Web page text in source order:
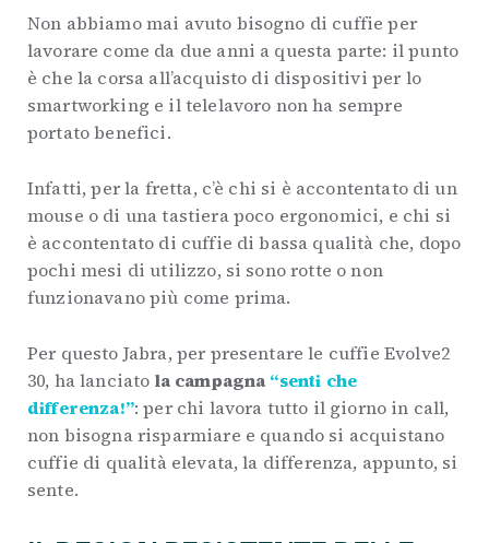
Non abbiamo mai avuto bisogno di cuffie per
lavorare come da due anni a questa parte: il punto
è che la corsa all’acquisto di dispositivi per lo
smartworking e il telelavoro non ha sempre
portato benefici.
Infatti, per la fretta, c’è chi si è accontentato di un
mouse o di una tastiera poco ergonomici, e chi si
è accontentato di cuffie di bassa qualità che, dopo
pochi mesi di utilizzo, si sono rotte o non
funzionavano più come prima.
Per questo Jabra, per presentare le cuffie Evolve2
30, ha lanciato la campagna “senti che
differenza!”: per chi lavora tutto il giorno in call,
non bisogna risparmiare e quando si acquistano
cuffie di qualità elevata, la differenza, appunto, si
sente.